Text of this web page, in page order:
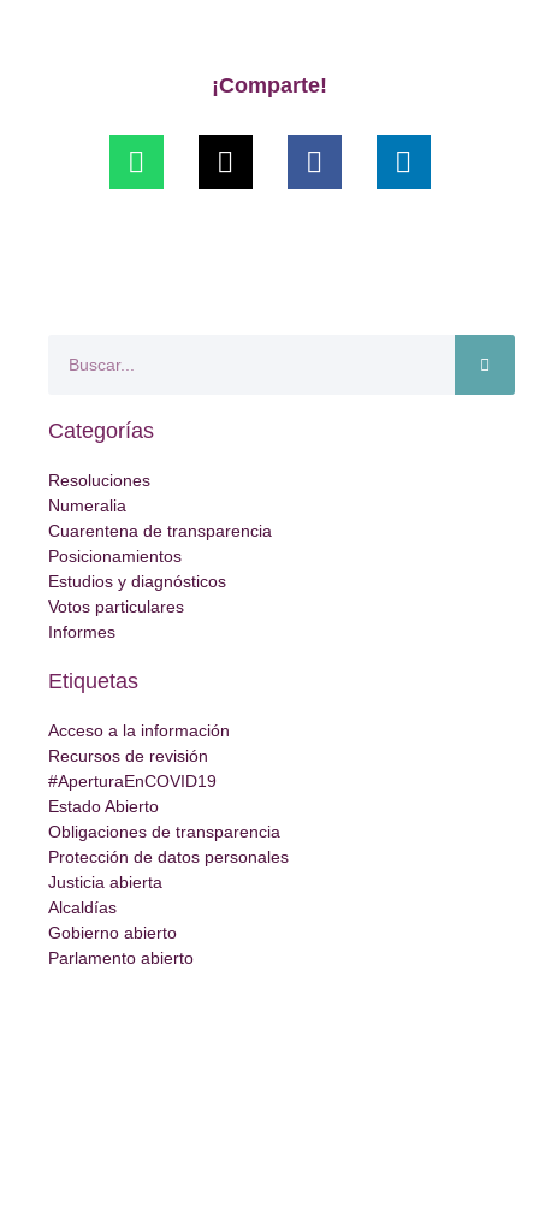
¡Comparte!
Categorías
Resoluciones
Numeralia
Cuarentena de transparencia
Posicionamientos
Estudios y diagnósticos
Votos particulares
Informes
Etiquetas
Acceso a la información
Recursos de revisión
#AperturaEnCOVID19
Estado Abierto
Obligaciones de transparencia
Protección de datos personales
Justicia abierta
Alcaldías
Gobierno abierto
Parlamento abierto